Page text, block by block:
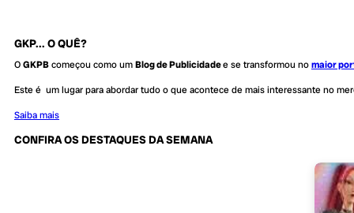
GKP... O QUÊ?
OGKPBcomeçou como umBlog de Publicidadee se transformou nomaior
Este é um lugar para abordar tudo o que acontece de mais interessante no
Saiba mais
CONFIRA OS DESTAQUES DA SEMANA